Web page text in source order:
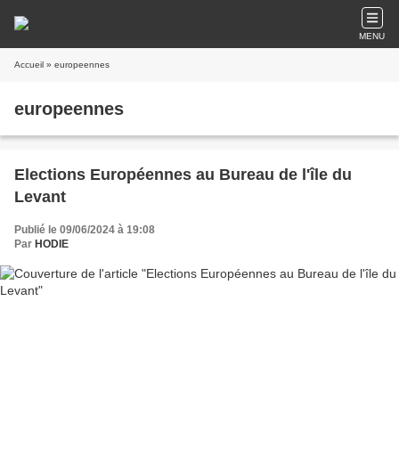
MENU
Accueil » europeennes
europeennes
Elections Européennes au Bureau de l'île du
Levant
Publié le 09/06/2024 à 19:08
Par HODIE